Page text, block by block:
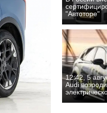
"Автоторе"
12:42, 5
Audi